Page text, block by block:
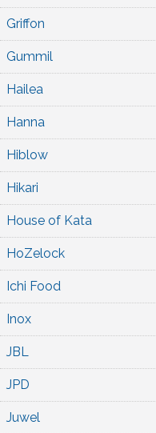
Griffon
Gummil
Hailea
Hanna
Hiblow
Hikari
House of Kata
HoZelock
Ichi Food
Inox
JBL
JPD
Juwel